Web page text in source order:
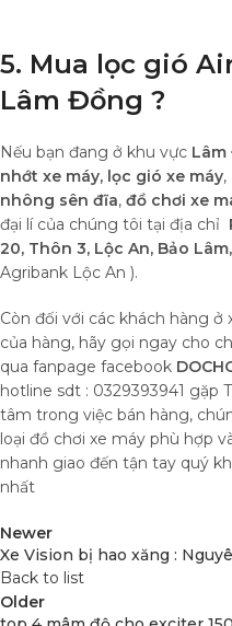
5. Mua lọc gió
Lâm Đồng ?
Nếu bạn đang ở khu vực
nhớt xe máy, lọc gió xe máy,
nhông sên đĩa, đồ chơi xe
đại lí của chúng tôi tại địa chỉ
20, Thôn 3, Lộc An, Bảo
Agribank Lộc An ).
Còn đối với các khách hàng
của hàng, hãy gọi ngay cho
qua fanpage facebook
hotline sdt : 0329393941 gặp
tâm trong việc bán hàng,
loại đồ chơi xe máy phù hợp
nhanh giao đến tận tay quý
nhất
Newer
Xe Vision bị hao xăng :
Back to list
Older